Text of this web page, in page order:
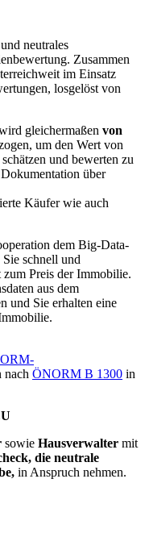
neutrales
Zusammen
im Einsatz
losgelöst von
gleichermaßen von
um den Wert von
schätzen und bewerten zu
über
Käufer wie auch
dem Big-Data-
schnell und
Preis der Immobilie.
aus dem
und Sie erhalten eine
nach ÖNORM B 1300 in
sowie Hausverwaltermit
die neutrale
in Anspruch nehmen.